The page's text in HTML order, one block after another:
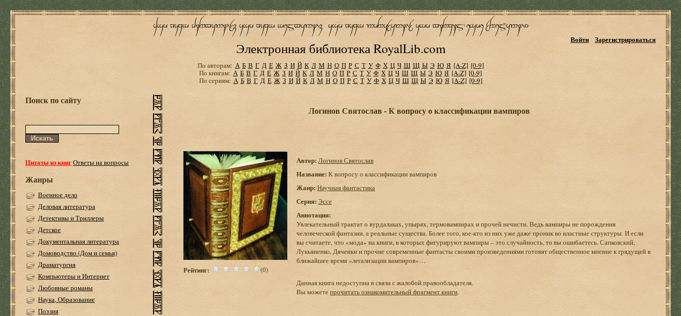
Электронная библиотека RoyalLib.com
Войти Зарегистрироваться
По авторам: А Б В Г Д Е Ж З И Й К Л М Н О П Р С Т У Ф Х Ц Ч Ш Щ Ы Э Ю Я [A-Z] [0-9]
По книгам: А Б В Г Д Е Ж З И Й К Л М Н О П Р С Т У Ф Х Ц Ч Ш Щ Ы Э Ю Я [A-Z] [0-9]
По сериям: А Б В Г Д Е Ж З И Й К Л М Н О П Р С Т У Ф Х Ц Ч Ш Щ Ы Э Ю Я [A-Z] [0-9]
Поиск по сайту
Цитаты из книгОтветы на вопросы
Жанры
Военное дело
Деловая литература
Детективы и Триллеры
Детское
Документальная литература
Домоводство (Дом и семья)
Драматургия
Компьютеры и Интернет
Любовные романы
Наука, Образование
Поэзия
Логинов Святослав - К вопросу о классификации вампиров
Рейтинг: (0)
Автор: Логинов Святослав
Название: К вопросу о классификации вампиров
Жанр: Научная фантастика
Серия: Эссе
Аннотация:
Увлекательный трактат о вурдалаках, упырях, термовампирах и прочей нечисти. Ведь вампиры не порождения
человеческой фантазии, а реальные существа. Более того, кое-кто из них уже даже проник во властные структуры. И если
вы считаете, что «мода» на книги, в которых фигурируют вампиры – это случайность, то вы ошибаетесь. Сапковский,
Лукьяненко, Дяченки и прочие современные фантасты своими произведениями готовят общественное мнение к грядущей в
ближайшее время «легализации вампиров»…
Данная книга недоступна в связи с жалобой правообладателя.
Вы можетепрочитать ознакомительный фрагмент книги.